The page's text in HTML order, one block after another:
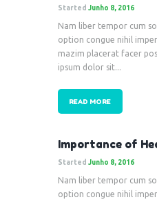
Started Junho 8, 2016
Nam liber tempor cum
option congue nihil
mazim placerat facer
ipsum dolor sit...
READ MORE
Importance of
Started Junho 8, 2016
Nam liber tempor cum
option congue nihil